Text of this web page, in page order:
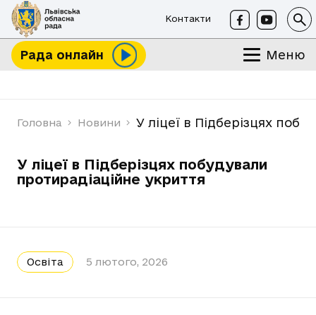
Контакти
Рада онлайн Меню
Головна Новини У ліцеї в Підберізцях
У ліцеї в Підберізцях побудували
протирадіаційне укриття
Освіта 5 лютого, 2026